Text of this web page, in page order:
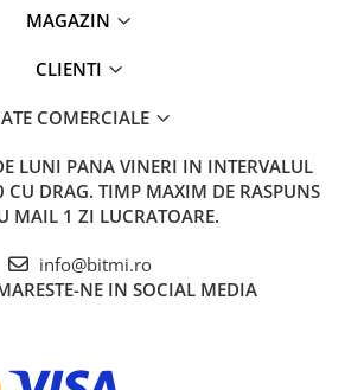
MAGAZIN
CLIENTI
COMERCIALE
LUNI PANA VINERI IN INTERVALUL
DRAG. TIMP MAXIM DE RASPUNS
MAIL 1 ZI LUCRATOARE.
info@bitmi.ro
NE IN SOCIAL MEDIA